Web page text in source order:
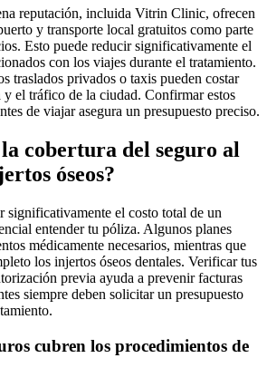
reputación, incluida Vitrin Clinic, ofrecen
y transporte local gratuitos como parte
Esto puede reducir significativamente el
con los viajes durante el tratamiento.
traslados privados o taxis pueden costar
y el tráfico de la ciudad. Confirmar estos
de viajar asegura un presupuesto preciso.
cobertura del seguro al
óseos?
significativamente el costo total de un
entender tu póliza. Algunos planes
médicamente necesarios, mientras que
los injertos óseos dentales. Verificar tus
previa ayuda a prevenir facturas
siempre deben solicitar un presupuesto
cubren los procedimientos de